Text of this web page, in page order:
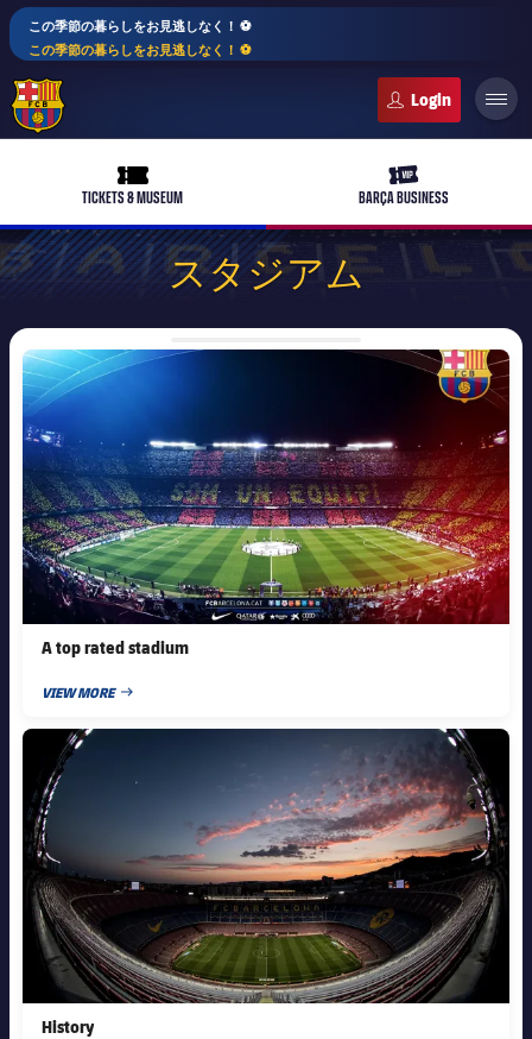
この季節の暮らしをお見逃しなく！ ⚽️
この季節の暮らしをお見逃しなく！ ⚽️
ticket-full
TICKETS & MUSEUM
ticket-vip
BARÇA BUSINESS
PLUSICON
LABEL.ARIA.PLUS
トップチーム
女子サッカー
plusicon
label.aria.plus
スケジュール
チケット
結果
バルサAtlètic
plusicon
label.aria.plus
スケジュール
チケット
順位表
PLUSICON
LABEL.ARIA.PLUS
トップチーム
plusicon
label.aria.plus
スケジュール
順位表
チケット
結果
順位表
LABEL.ARIA.PLUS
トップチーム
plusicon
label.aria.plus
スケジュール
チケット
PLUSICON
LABEL.ARIA.PLUS
plusicon
label.aria.plus
スタジアム
FC Barcelona club badge
A top rated stadium
VIEW MORE
PUBLISHED NEWS
FC Barcelona club badge
History